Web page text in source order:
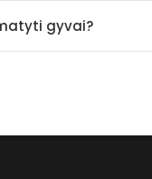
gyvai?